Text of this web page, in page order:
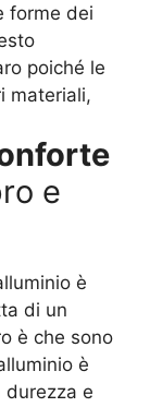
forme dei
poiché le
materiali,
e
è
di un
è che sono
è
durezza e